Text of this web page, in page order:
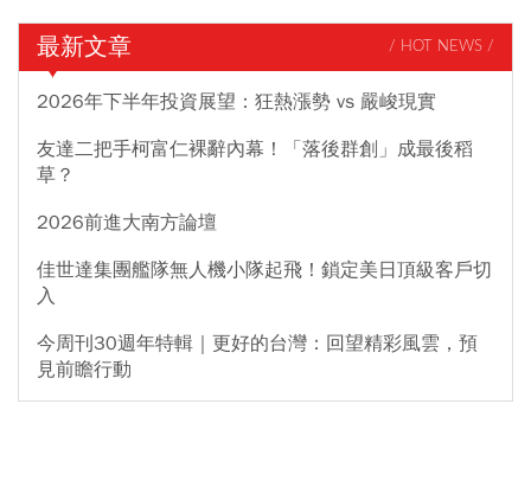
最新文章 / HOT NEWS /
2026年下半年投資展望：狂熱漲勢 vs 嚴峻現實
友達二把手柯富仁裸辭內幕！「落後群創」成最後稻
草？
2026前進大南方論壇
佳世達集團艦隊無人機小隊起飛！鎖定美日頂級客戶切
入
今周刊30週年特輯｜更好的台灣：回望精彩風雲，預
見前瞻行動